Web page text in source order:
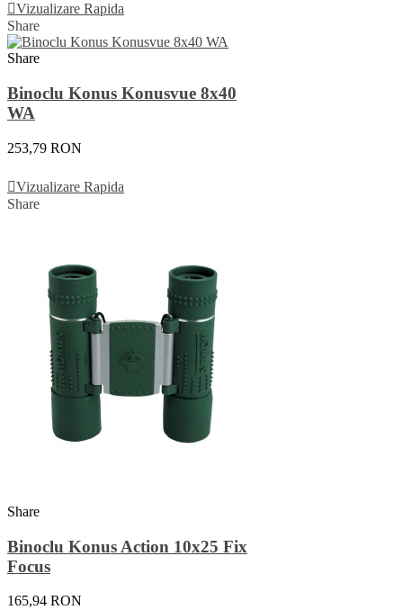
Vizualizare Rapida
Share
Share
Binoclu Konus Konusvue 8x40
WA
253,79 RON
Vizualizare Rapida
Share
Share
Binoclu Konus Action 10x25 Fix
Focus
165,94 RON